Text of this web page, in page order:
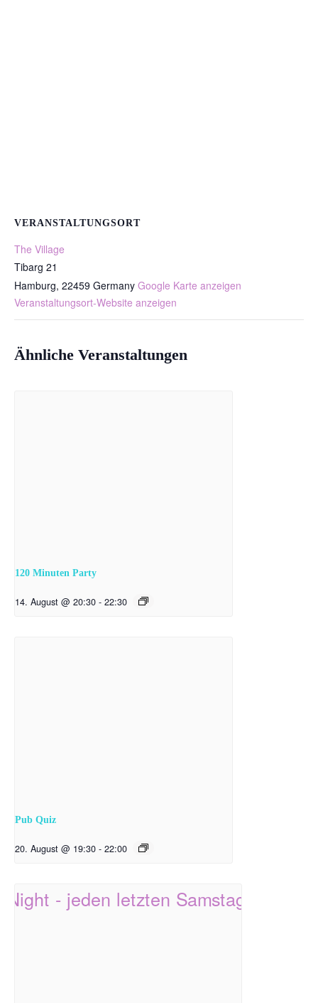
VERANSTALTUNGSORT
The Village
Tibarg 21
Hamburg, 22459 Germany Google Karte anzeigen
Veranstaltungsort-Website anzeigen
Ähnliche Veranstaltungen
120 Minuten Party
14. August @ 20:30 - 22:30
Pub Quiz
20. August @ 19:30 - 22:00